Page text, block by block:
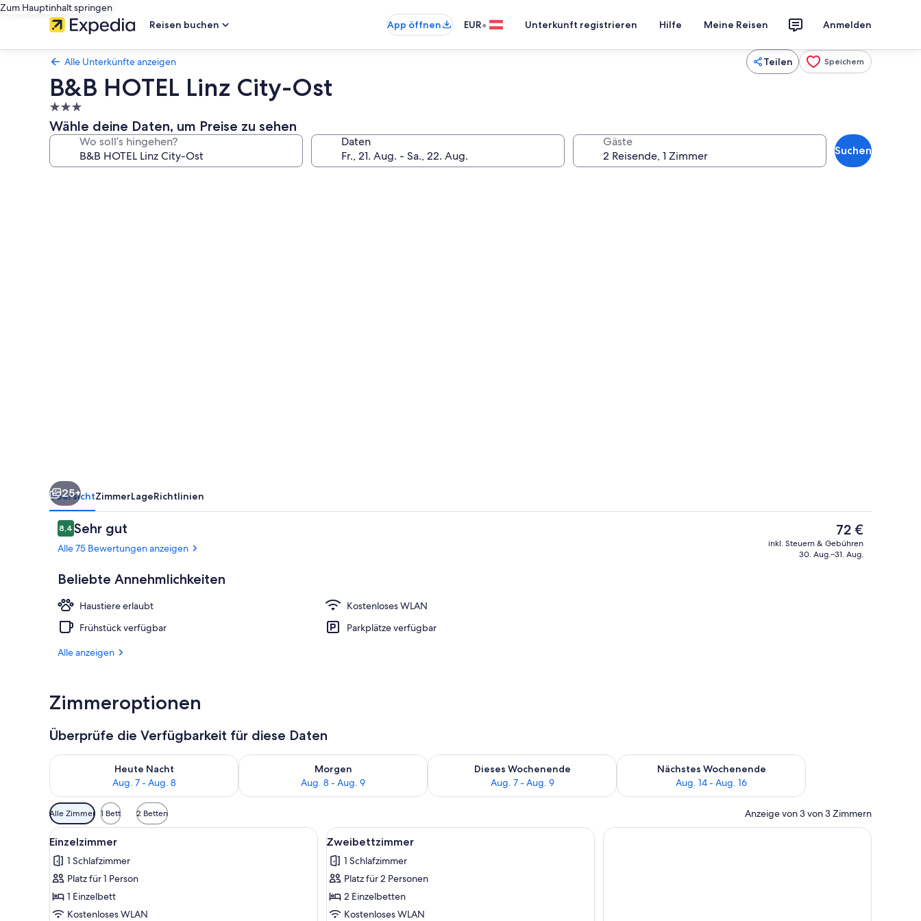
Zum Hauptinhalt springen
Reisen buchen
App öffnen EUR• Unterkunft registrieren Hilfe Meine Reisen Anmelden
Alle Unterkünfte anzeigen Teilen Speichern
B&B HOTEL Linz City-Ost
3.0-
Sterne-
Unterkunft
Wähle deine Daten, um Preise zu sehen
Wo soll’s hingehen? Daten Gäste
Suchen
Außenbereich
25+
ÜbersichtZimmerLageRichtlinien
Bewertungen
8,48,4 von 10.
Sehr gut
Alle 75 Bewertungen anzeigen
Beliebte Annehmlichkeiten
Haustiere erlaubt
Kostenloses WLAN
Frühstück verfügbar
Parkplätze verfügbar
Alle anzeigen
Der
aktuelle
Preis
72 €
inkl. Steuern & Gebühren
30. Aug.–31. Aug.
Zimmeroptionen
Überprüfe die Verfügbarkeit für diese Daten
Heute Nacht
Aug. 7 - Aug. 8
Überprüfe die Verfügbarkeit für heute Nacht, Aug. 7 - Aug. 8.
Morgen
Aug. 8 - Aug. 9
Überprüfe die Verfügbarkeit für morgen, Aug. 8 - Aug. 9.
Dieses Wochenende
Aug. 7 - Aug. 9
Überprüfe die Verfügbarkeit für dieses Wochenende, Aug. 7 - Aug. 9.
Nächstes Wochenende
Aug. 14 - Aug. 16
Überprüfe die Verfügbarkeit für nächstes Wochenende, Aug.
Verfügbare
Filter
für
Zimmer
Alle Zimmer 1 Bett 2 Betten Anzeige von 3 von 3 Zimmern
Alle
Fotos
für
Einzelzimmer
anzeigen
Einzelzimmer | Allergikerbettwaren, Schreibtisch, Verdunkelungsvorhänge
4
Einzelzimmer
1 Schlafzimmer
Platz für 1 Person
1 Einzelbett
Kostenloses WLAN
Alle
Fotos
für
Zweibettzimmer
anzeigen
Ein Hotelzimmer mit Bett, Schreibtisch, Stuhl, Kleiderschrank und Fernseher.
5
Zweibettzimmer
1 Schlafzimmer
Platz für 2 Personen
2 Einzelbetten
Kostenloses WLAN